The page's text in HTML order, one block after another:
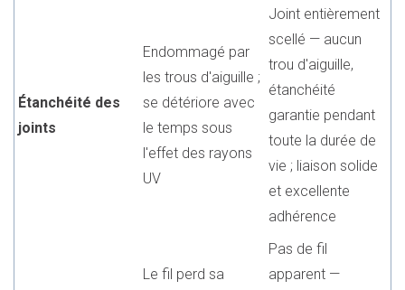
Étanchéité des
joints
Endommagé par
les trous d'aiguille ;
se détériore avec
le temps sous
l'effet des rayons
UV
Joint entièrement
scellé — aucun
trou d'aiguille,
étanchéité
garantie pendant
toute la durée de
vie ; liaison solide
et excellente
adhérence
Le fil perd sa
Pas de fil
apparent —